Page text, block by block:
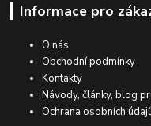
Informace pro
O nás
Obchodní podmínky
Kontakty
Návody, články, blog
Ochrana osobních